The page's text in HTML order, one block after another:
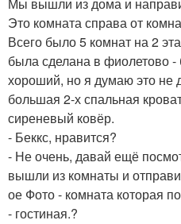
Мы вышли из дома и
Это комната справа от
Всего было 5 комнат на 2
была сделана в фиолетово
хороший, но я думаю это не
большая 2-х спальная
сиреневый ковёр.
- Беккс, нравится?
- Не очень, давай ещё
вышли из комнаты и
ое Фото - комната которая
- гостиная.?